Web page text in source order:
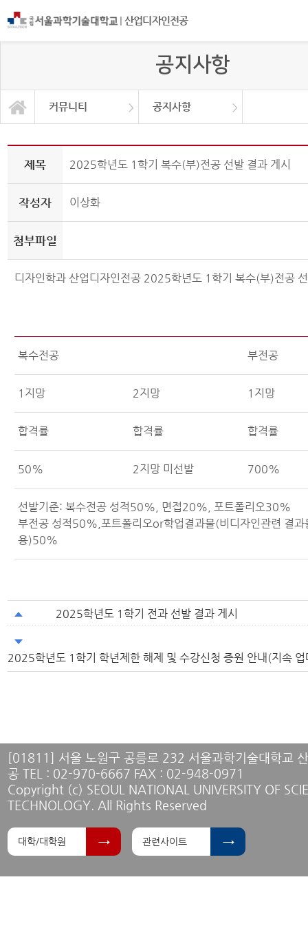
| 산업디자인전공
공지사항
커뮤니티 공지사항
프로그램 소개
교육과정
대학원
연구소
커뮤니티
갤러리
공지사항
학생회
전공학회
채용공고
제목 2025학년도 1학기 복수(부)전공 선발 결과 게시
작성자 이상화
첨부파일
디자인학과 산업디자인전공 2025학년도 1학기 복수(부)전공
복수전공 부전공
1지망 2지망 1지망
합격률 합격률 합격률
50% 2지망 미선발 700%
선발기준: 복수전공 성적50%, 면접20%, 포트폴리오30%
부전공 성적50%,포트폴리오or학업결과물(비디자인관련 결과
용)50%
2025학년도 1학기 전과 선발 결과 게시
2025학년도 1학기 학년제한 해제 및 수강신청 증원 안내(지속
[01811] 서울 노원구 공릉로 232 서울과학기술대학교
공 TEL : 02-970-6667 FAX : 02-948-0971
Copyright (c) SEOUL NATIONAL UNIVERSITY OF
TECHNOLOGY. All Rights Reserved
대학/대학원 관련사이트